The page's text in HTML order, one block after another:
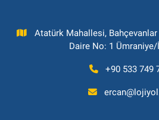
Atatürk Mahallesi,
Daire No: 1 Ümraniye/
+90 533 749